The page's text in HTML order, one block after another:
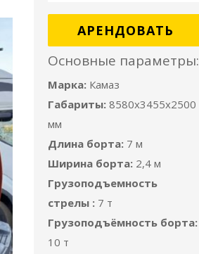
АРЕНДОВАТЬ
Основные параметры:
Марка: Камаз
Габариты: 8580x3455x2500
мм
Длина борта: 7 м
Ширина борта: 2,4 м
Грузоподъемность
стрелы : 7 т
Грузоподъёмность борта:
10 т